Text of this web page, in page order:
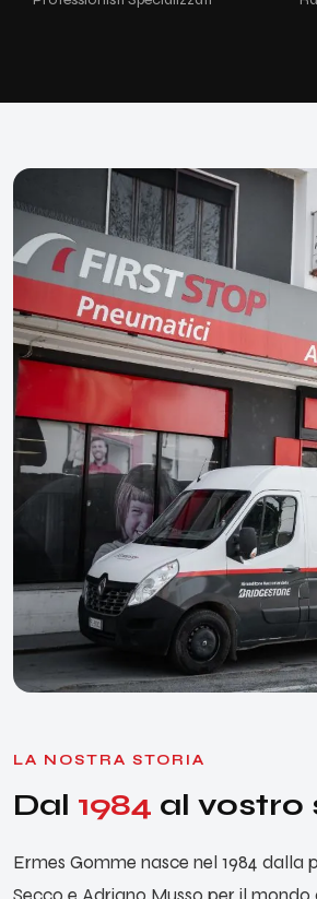
LA NOSTRA STORIA
Dal 1984 al vostro
Ermes Gomme nasce nel 1984 dalla